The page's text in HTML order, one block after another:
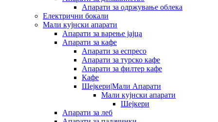
Апарати за одржување облека
Електрични бокали
Мали кујнски апарати
Апарати за варење јајца
Апарати за кафе
Апарати за еспресо
Апарати за турско кафе
Апарати за филтер кафе
Кафе
Шејкери|Мали Апарати
Мали кујнски апарати
Шејкери
Апарати за леб